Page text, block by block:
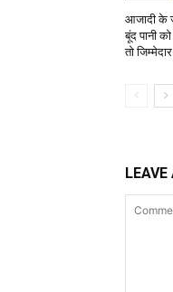
आजादी के
बूंद पानी
तो
LEAVE